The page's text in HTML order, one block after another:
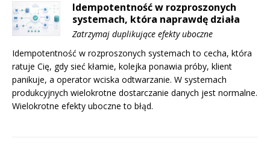
Idempotentność w rozproszonych
systemach, która naprawdę działa
Zatrzymaj duplikujące efekty uboczne
Idempotentność w rozproszonych systemach to cecha, która
ratuje Cię, gdy sieć kłamie, kolejka ponawia próby, klient
panikuje, a operator wciska odtwarzanie. W systemach
produkcyjnych wielokrotne dostarczanie danych jest normalne.
Wielokrotne efekty uboczne to błąd.